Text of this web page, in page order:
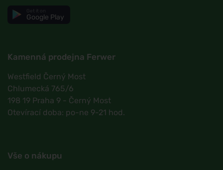
Google Play
Kamenná prodejna Ferwer
Westfield Černý Most
Chlumecká 765/6
198 19 Praha 9 - Černý Most
Otevírací doba: po-ne 9-21 hod.
Vše o nákupu